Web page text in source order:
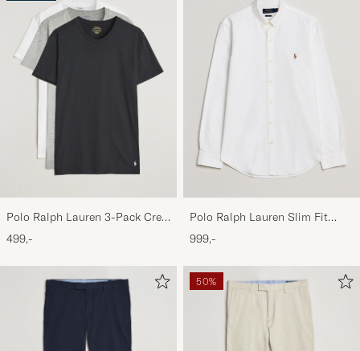
Polo Ralph Lauren 3-Pack Crew
Neck T-Shirt
White/Black/Andover Heather
499,-
Polo Ralph Lauren Slim Fit
Shirt Oxford White
999,-
50%